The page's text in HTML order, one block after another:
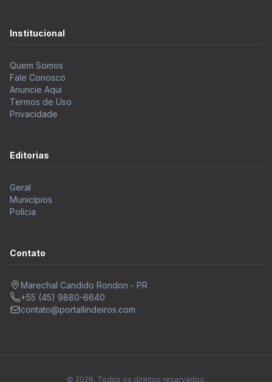
Institucional
Quem Somos
Fale Conosco
Anuncie Aqui
Termos de Uso
Privacidade
Editorias
Geral
Municípios
Polícia
Contato
Marechal Candido Rondon - PR
+55 (45) 9880-6640
contato@portallindeiros.com
© 2026. Todos os direitos reservados.